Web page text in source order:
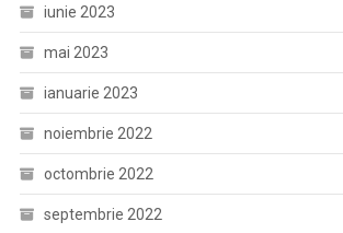
iunie 2023
mai 2023
ianuarie 2023
noiembrie 2022
octombrie 2022
septembrie 2022